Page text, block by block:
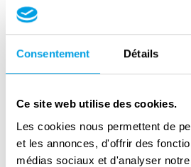
Consentement Détails
Ce site web utilise des cookies.
Les cookies nous permettent de
et les annonces, d'offrir des
médias sociaux et d'analyser
Sicily Landings:
Licata and interview
Davis Jr.